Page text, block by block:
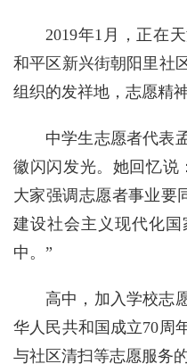
2019年1月，正在
和平区新兴街朝阳里社
组织的发祥地，志愿精
中学生志愿者代表
徽闪闪发光。她回忆说
大家强调志愿者事业要
建设社会主义现代化
中。”
高中，加入学校志
华人民共和国成立70周
与社区清扫等志愿服务